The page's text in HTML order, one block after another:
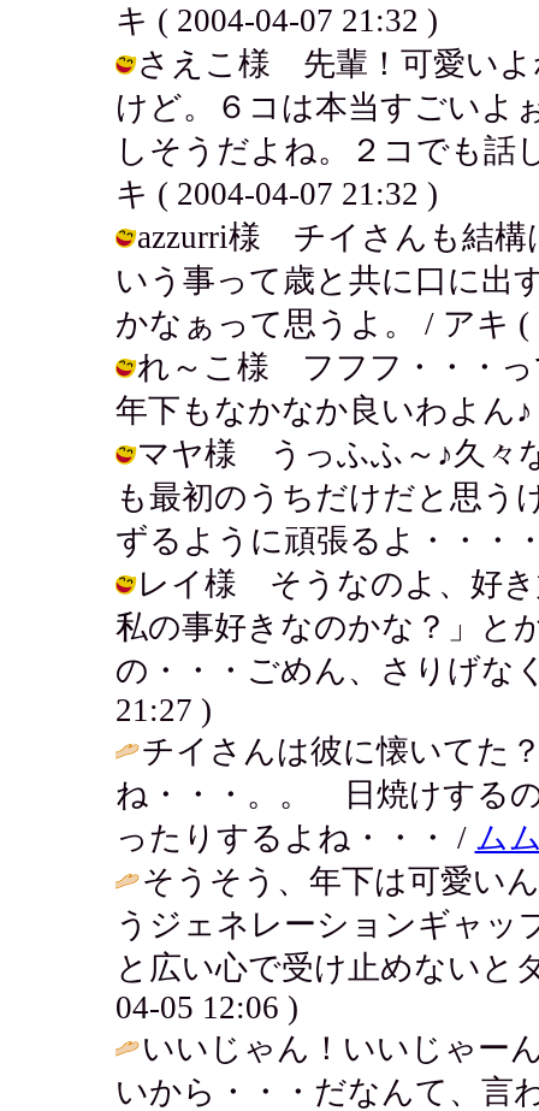
キ ( 2004-04-07 21:32 )
さえこ様 先輩！可愛いよ
けど。６コは本当すごいよ
しそうだよね。２コでも話
キ ( 2004-04-07 21:32 )
azzurri様 チイさんも結構
いう事って歳と共に口に出
かなぁって思うよ。 / アキ (
れ～こ様 フフフ・・・っ
年下もなかなか良いわよん♪
マヤ様 うっふふ～♪久々
も最初のうちだけだと思う
ずるように頑張るよ・・・
レイ様 そうなのよ、好き
私の事好きなのかな？」と
の・・・ごめん、さりげな
21:27 )
チイさんは彼に懐いてた
ね・・・。。 日焼けする
ったりするよね・・・ / ム
そうそう、年下は可愛い
うジェネレーションギャッ
と広い心で受け止めないと
04-05 12:06 )
いいじゃん！いいじゃー
いから・・・だなんて、言